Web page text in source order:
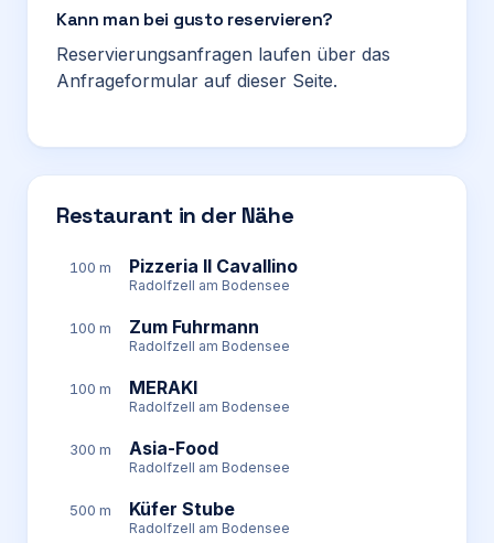
Kann man bei gusto reservieren?
Reservierungsanfragen laufen über das
Anfrageformular auf dieser Seite.
Restaurant in der Nähe
100 m Pizzeria Il Cavallino
Radolfzell am Bodensee
100 m Zum Fuhrmann
Radolfzell am Bodensee
100 m MERAKI
Radolfzell am Bodensee
300 m Asia-Food
Radolfzell am Bodensee
500 m Küfer Stube
Radolfzell am Bodensee